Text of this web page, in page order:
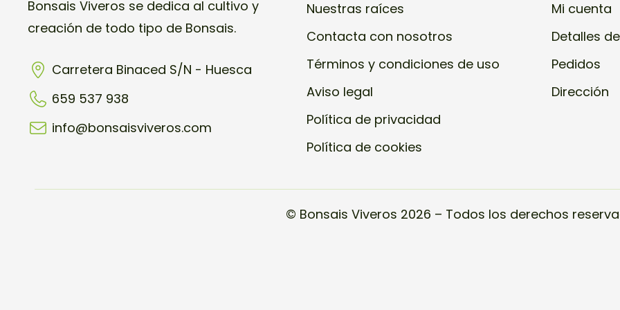
Bonsais Viveros se dedica al cultivo y
creación de todo tipo de Bonsais.
Carretera Binaced S/N - Huesca
659 537 938
info@bonsaisviveros.com
Nuestras raíces
Contacta con nosotros
Términos y condiciones de uso
Aviso legal
Política de privacidad
Política de cookies
Mi cuenta
Detalles
Pedidos
Dirección
© Bonsais Viveros 2026 – Todos los derechos